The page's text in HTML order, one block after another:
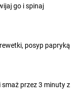
go i spinaj
posyp papryką
przez 3 minuty z